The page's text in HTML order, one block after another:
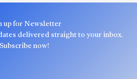
up for Newsletter
delivered straight to your inbox.
Subscribe now!